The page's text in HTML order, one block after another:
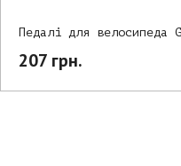
Педалі для велосипеда
207 грн.